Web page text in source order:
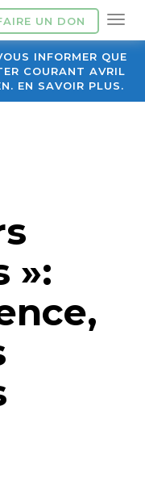
UN DON
INFORMER QUE
COURANT AVRIL
EN SAVOIR PLUS.
»: